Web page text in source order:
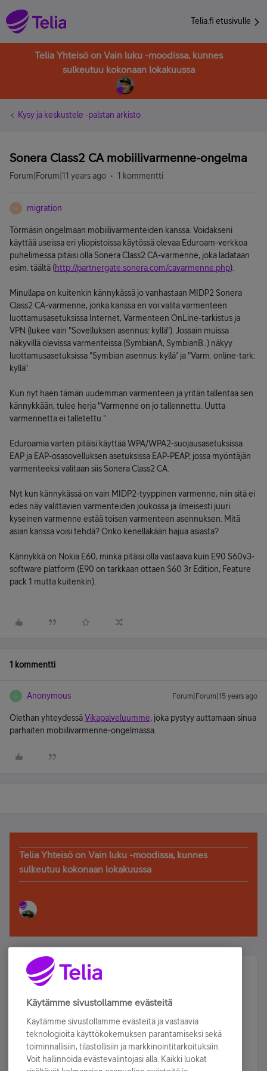
Telia.fi etusivulle
Telia Yhteisö on Vain luku -moodissa, kunnes
sulkeutuu kokonaan lokakuussa
Kysy ja keskustele -palstan arkisto
Sonera Class2 CA mobiilivarmenne-ongelma
Forum|Forum|11 years ago 1 kommentti
M migration
Törmäsin ongelmaan mobiilivarmenteiden kanssa. Voidakseni
käyttää useissa eri yliopistoissa käytössä olevaa Eduroam-verkkoa
puhelimessa pitäisi olla Sonera Class2 CA-varmenne, joka ladataan
esim. täältä (http://partnergate.sonera.com/cavarmenne.php).
Minullapa on kuitenkin kännykässä jo vanhastaan MIDP2 Sonera
Class2 CA-varmenne, jonka kanssa en voi valita varmenteen
luottamusasetuksissa Internet, Varmenteen OnLine-tarkistus ja
VPN (lukee vain "Sovelluksen asennus: kyllä"). Jossain muissa
näkyvillä olevissa varmenteissa (SymbianA, SymbianB..) näkyy
luottamusasetuksissa "Symbian asennus: kyllä" ja "Varm. online-tark:
kyllä".
Kun nyt haen tämän uudemman varmenteen ja yritän tallentaa sen
kännykkään, tulee herja "Varmenne on jo tallennettu. Uutta
varmennetta ei talletettu."
Eduroamia varten pitäisi käyttää WPA/WPA2-suojausasetuksissa
EAP ja EAP-osasovelluksen asetuksissa EAP-PEAP, jossa myöntäjän
varmenteeksi valitaan siis Sonera Class2 CA.
Nyt kun kännykässä on vain MIDP2-tyyppinen varmenne, niin sitä ei
edes näy valittavien varmenteiden joukossa ja ilmeisesti juuri
kyseinen varmenne estää toisen varmenteen asennuksen. Mitä
asian kanssa voisi tehdä? Onko kenelläkään hajua asiasta?
Kännykkä on Nokia E60, minkä pitäisi olla vastaava kuin E90 S60v3-
software platform (E90 on tarkkaan ottaen S60 3r Edition, Feature
pack 1 mutta kuitenkin).
1 kommentti
A Anonymous Forum|Forum|15 years ago
Olethan yhteydessäVikapalveluumme, joka pystyy auttamaan sinua
parhaiten mobiilivarmenne-ongelmassa.
Telia Yhteisö on Vain luku -moodissa, kunnes
sulkeutuu kokonaan lokakuussa
Älä jää paitsi – osallistu ja voita!
Tilaa Telian uutiskirje ja olet mukana arvonnassa.
sähköpostiisi.
Tilaa nyt
Käytämme sivustollamme evästeitä
Käytämme sivustollamme evästeitä ja vastaavia
teknologioita käyttökokemuksen parantamiseksi sekä
toiminnallisiin, tilastollisiin ja markkinointitarkoituksiin.
Voit hallinnoida evästevalintojasi alla. Kaikki luokat